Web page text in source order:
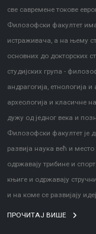
све савремене токове
Филозофски факултет
истраживача, а на њему
основних до докторских
студијских група -
андрагогија, етнологија и
археологија и класичне
дужу од једног века и
Филозофски факултет је
развија наука већ и
одржавају трибине и
књиге и одржавају
и на коме се развијају
ПРОЧИТАЈ ВИШЕ